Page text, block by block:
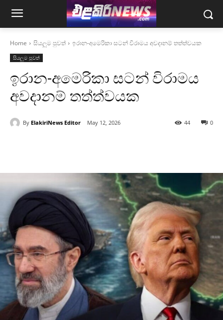
Home සියලුම පුවත් ඉරාන-අමෙරිකා සටන් විරාමය අවදානම් තත්ත්වයක
සියලුම පුවත්
ඉරාන-අමෙරිකා සටන් විරාමය
අවදානම් තත්ත්වයක
By ElakiriNews Editor May 12, 2026 0
44